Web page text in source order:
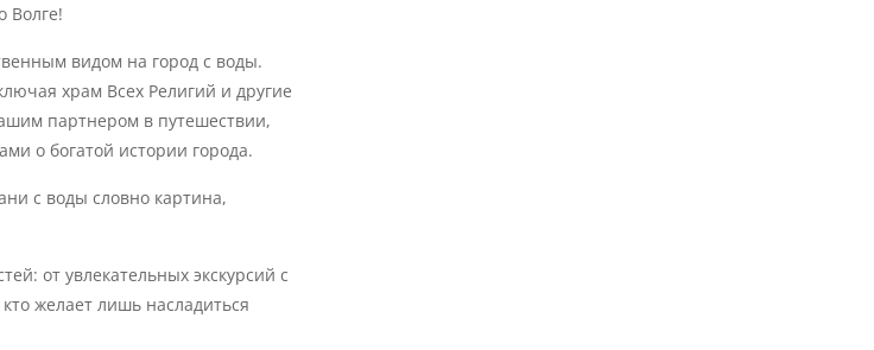
Волге!
видом на город с воды.
храм Всех Религий и другие
партнером в путешествии,
о богатой истории города.
с воды словно картина,
от увлекательных экскурсий с
желает лишь насладиться